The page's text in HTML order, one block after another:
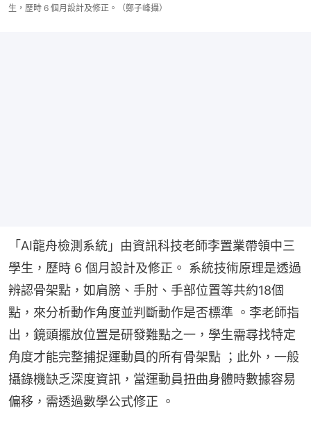
生，歷時 6 個月設計及修正。（鄭子峰攝）
「AI龍舟檢測系統」由資訊科技老師李置業帶領中三
學生，歷時 6 個月設計及修正。 系統技術原理是透過
辨認骨架點，如肩膀、手肘、手部位置等共約18個
點，來分析動作角度並判斷動作是否標準 。李老師指
出，鏡頭擺放位置是研發難點之一，學生需尋找特定
角度才能完整捕捉運動員的所有骨架點 ；此外，一般
攝錄機缺乏深度資訊，當運動員扭曲身體時數據容易
偏移，需透過數學公式修正 。